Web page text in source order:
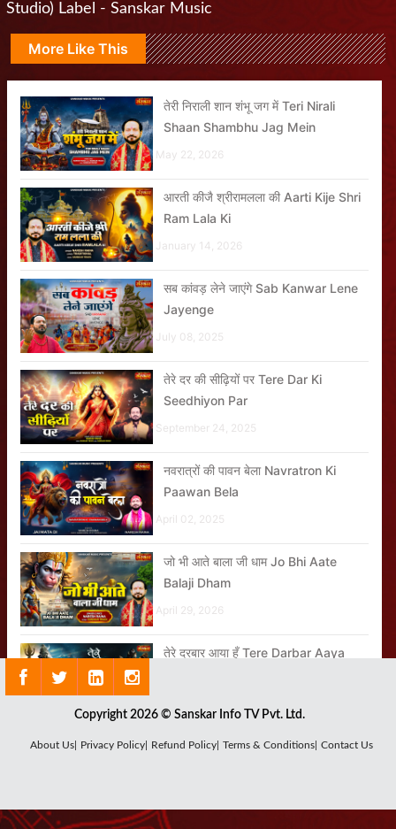
Studio) Label - Sanskar Music
More Like This
तेरी निराली शान शंभू जग में Teri Nirali
Shaan Shambhu Jag Mein
May 22, 2026
आरती कीजै श्रीरामलला की Aarti Kije Shri
Ram Lala Ki
January 14, 2026
सब कांवड़ लेने जाएंगे Sab Kanwar Lene
Jayenge
July 08, 2025
तेरे दर की सीढ़ियों पर Tere Dar Ki
Seedhiyon Par
September 24, 2025
नवरात्रों की पावन बेला Navratron Ki
Paawan Bela
April 02, 2025
जो भी आते बाला जी धाम Jo Bhi Aate
Balaji Dham
April 29, 2026
तेरे दरबार आया हूँ Tere Darbar Aaya
सबकी पूरी हो अरदास Sabki Poori Ho
Copyright 2026 © Sanskar Info TV Pvt. Ltd.
About Us| Privacy Policy| Refund Policy| Terms & Conditions| Contact Us